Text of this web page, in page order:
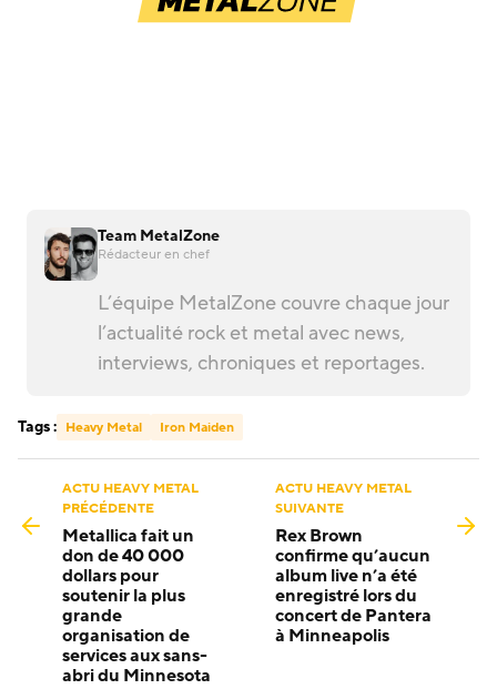
Team MetalZone
Rédacteur en chef
L’équipe MetalZone couvre chaque jour
l’actualité rock et metal avec news,
interviews, chroniques et reportages.
Tags : Heavy Metal Iron Maiden
ACTU HEAVY METAL
PRÉCÉDENTE
Metallica fait un
don de 40 000
dollars pour
soutenir la plus
grande
organisation de
services aux sans-
abri du Minnesota
ACTU HEAVY METAL
SUIVANTE
Rex Brown
confirme qu’aucun
album live n’a été
enregistré lors du
concert de Pantera
à Minneapolis